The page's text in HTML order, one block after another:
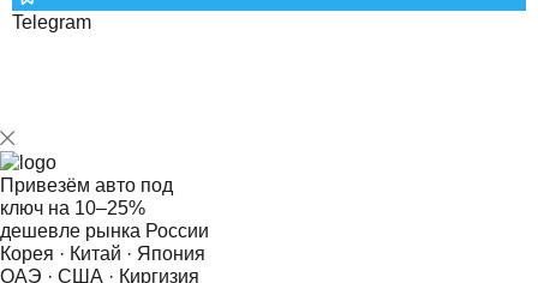
Telegram
Привезём авто под
ключ на 10–25%
дешевле рынка России
Корея · Китай · Япония
ОАЭ · США · Киргизия